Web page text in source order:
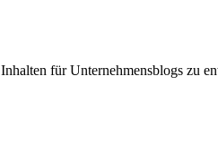
für Unternehmensblogs zu